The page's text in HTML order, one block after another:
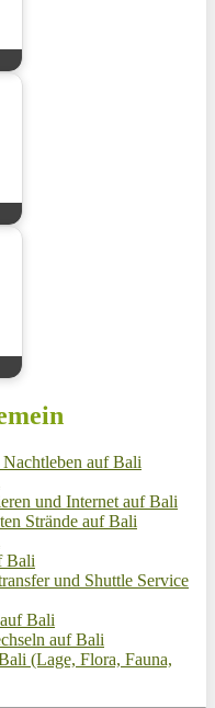
auf Bali
und Internet auf Bali
Strände auf Bali
Bali
und Shuttle Service
Bali
auf Bali
(Lage, Flora, Fauna,